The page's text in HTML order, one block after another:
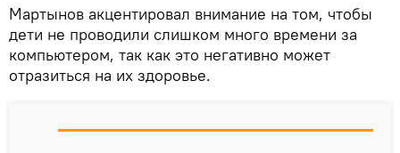
Мартынов акцентировал внимание на том, чтобы
дети не проводили слишком много времени за
компьютером, так как это негативно может
отразиться на их здоровье.